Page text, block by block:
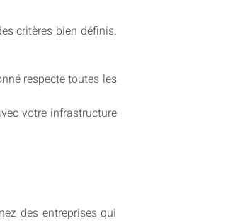
critères bien définis.
respecte toutes les
votre infrastructure
des entreprises qui